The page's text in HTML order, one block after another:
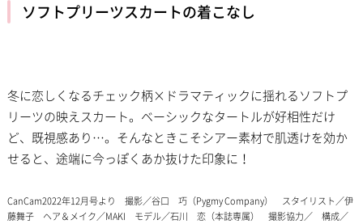
ソフトプリーツスカートの着こなし
冬に恋しくなるチェック柄×ドラマティックに揺れるソフトプ
リーツの映えスカート。ベーシックなタートルが好相性だけ
ど、既視感あり…。そんなときこそシアー素材で肌透けを効か
せると、途端に今っぽくあか抜けた印象に！
CanCam2022年12月号より 撮影／谷口 巧（Pygmy Company） スタイリスト／伊
藤舞子 ヘア＆メイク／MAKI モデル／石川 恋（本誌専属） 撮影協力／ 構成／